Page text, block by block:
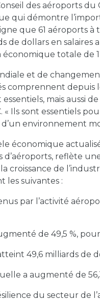
des aéroports du
qui démontre
que 61 aéroports
de dollars en
totale de
et de
comprennent depuis
mais aussi
Ils sont essentiels
environnement
économique
reflète
croissance de
les suivantes :
par l’activité
de 49,5 %,
49,6 milliards de
a augmenté de
du secteur de